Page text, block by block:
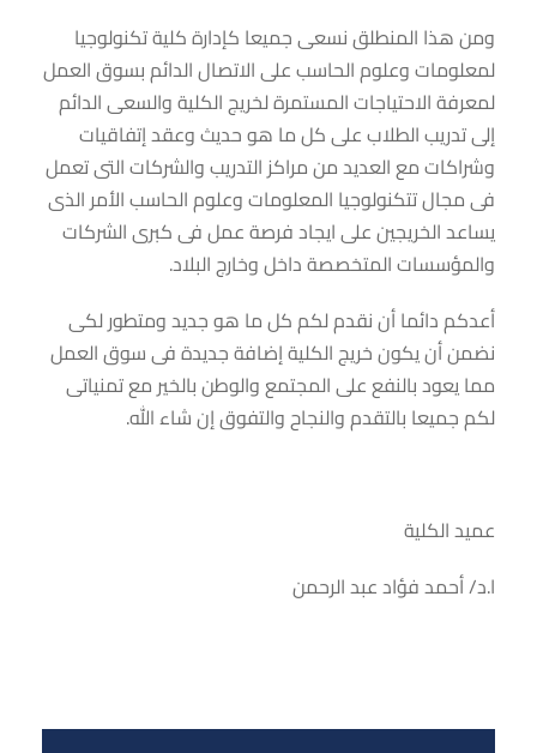
ومن هذا المنطلق نسعى جميعا كإدارة كلية تكنولوجيا
لمعلومات وعلوم الحاسب على الاتصال الدائم بسوق العمل
لمعرفة الاحتياجات المستمرة لخريج الكلية والسعى الدائم
إلى تدريب الطلاب على كل ما هو حديث وعقد إتفاقيات
وشراكات مع العديد من مراكز التدريب والشركات التى تعمل
فى مجال تتكنولوجيا المعلومات وعلوم الحاسب الأمر الذى
يساعد الخريجين على ايجاد فرصة عمل فى كبرى الشركات
والمؤسسات المتخصصة داخل وخارج البلاد.
أعدكم دائما أن نقدم لكم كل ما هو جديد ومتطور لكى
نضمن أن يكون خريج الكلية إضافة جديدة فى سوق العمل
مما يعود بالنفع على المجتمع والوطن بالخير مع تمنياتى
لكم جميعا بالتقدم والنجاح والتفوق إن شاء الله.
عميد الكلية
ا.د/ أحمد فؤاد عبد الرحمن